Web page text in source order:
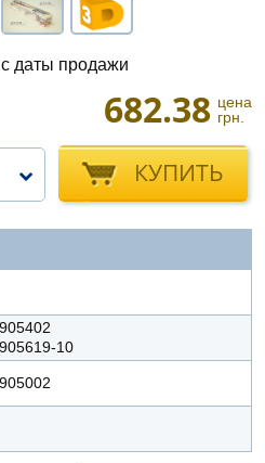
даты продажи
682.38 цена
грн.
КУПИТЬ
10